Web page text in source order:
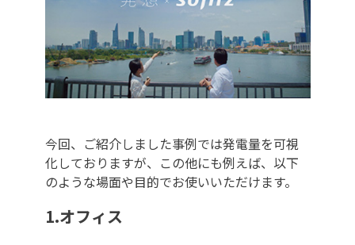
今回、ご紹介しました事例では発電量を可視
化しておりますが、この他にも例えば、以下
のような場面や目的でお使いいただけます。
1.オフィス